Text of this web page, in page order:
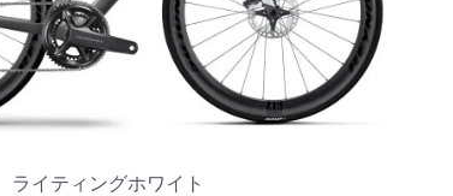
ライティングホワイト